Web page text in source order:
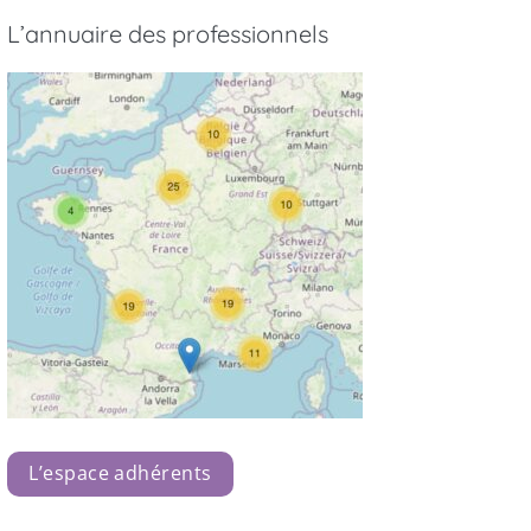
L’annuaire des professionnels
L’espace adhérents